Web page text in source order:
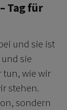
Tag für
und sie ist
sie
tun, wie wir
stehen.
sondern